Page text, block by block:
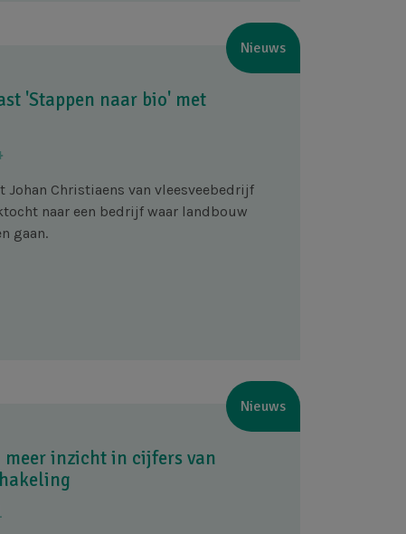
Nieuws
'Stappen naar bio' met
Johan Christiaens van vleesveebedrijf
naar een bedrijf waar landbouw
gaan.
Nieuws
inzicht in cijfers van